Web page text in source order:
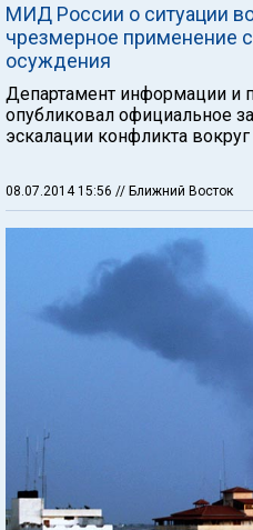
МИД России о ситуации
чрезмерное применение
осуждения
Департамент информации и
опубликовал официальное
эскалации конфликта вокруг
08.07.2014 15:56 // Ближний Восток